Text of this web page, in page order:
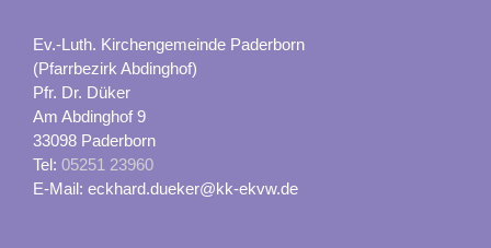
Ev.-Luth. Kirchengemeinde Paderborn
(Pfarrbezirk Abdinghof)
Pfr. Dr. Düker
Am Abdinghof 9
33098 Paderborn
Tel: 05251 23960
E-Mail: eckhard.dueker@kk-ekvw.de